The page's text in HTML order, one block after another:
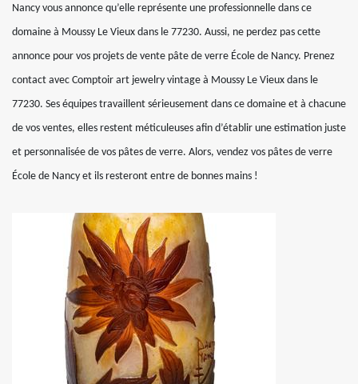
Nancy vous annonce qu’elle représente une professionnelle dans ce
domaine à Moussy Le Vieux dans le 77230. Aussi, ne perdez pas cette
annonce pour vos projets de vente pâte de verre École de Nancy. Prenez
contact avec Comptoir art jewelry vintage à Moussy Le Vieux dans le
77230. Ses équipes travaillent sérieusement dans ce domaine et à chacune
de vos ventes, elles restent méticuleuses afin d’établir une estimation juste
et personnalisée de vos pâtes de verre. Alors, vendez vos pâtes de verre
École de Nancy et ils resteront entre de bonnes mains !